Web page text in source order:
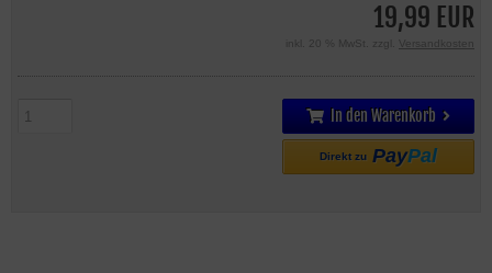
19,99 EUR
inkl. 20 % MwSt. zzgl. Versandkosten
In den Warenkorb
Direkt zu PayPal